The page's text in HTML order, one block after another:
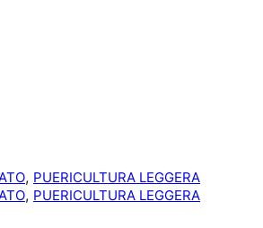
, PUERICULTURA LEGGERA
, PUERICULTURA LEGGERA